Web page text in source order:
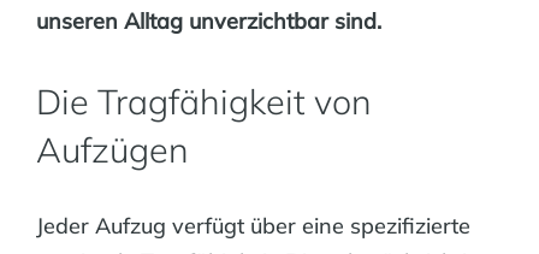
unseren Alltag unverzichtbar sind.
Die Tragfähigkeit von
Aufzügen
Jeder Aufzug verfügt über eine spezifizierte